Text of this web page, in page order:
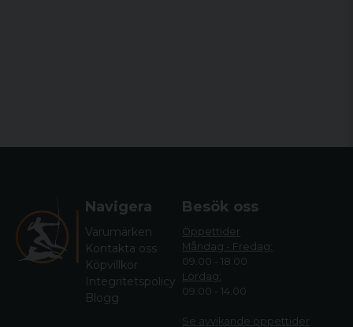
Navigera
Varumärken
Kontakta oss
Köpvillkor
Integritetspolicy
Blogg
Besök oss
Öppettider
Måndag - Fredag:
09.00 - 18.00
Lördag:
09.00 - 14.00
Se avvikande öppettider